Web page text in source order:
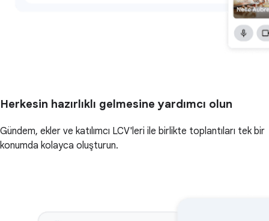
Herkesin hazırlıklı gelmesine yardımcı olun
Gündem, ekler ve katılımcı LCV'leri ile birlikte toplantıları tek bir
konumda kolayca oluşturun.